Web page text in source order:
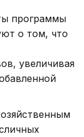
программы
о том, что
увеличивая